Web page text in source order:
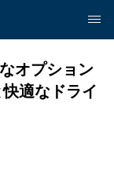
オプション
適なドライ